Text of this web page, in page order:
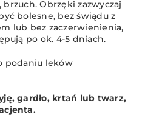
brzuch. Obrzęki zazwyczaj
bolesne, bez świądu z
lub bez zaczerwienienia,
po ok. 4-5 dniach.
podaniu leków
gardło, krtań lub twarz,